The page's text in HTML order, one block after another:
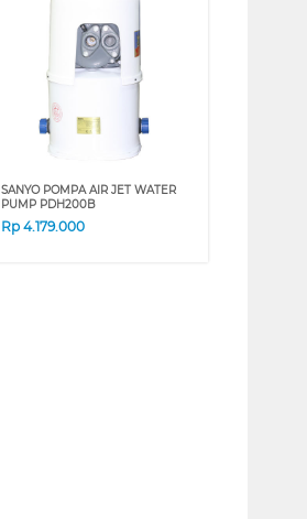
SANYO POMPA AIR JET WATER
PUMP PDH200B
Rp 4.179.000